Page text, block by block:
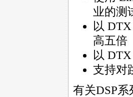
业的测
以
高五倍
以
支持对
有关DSP